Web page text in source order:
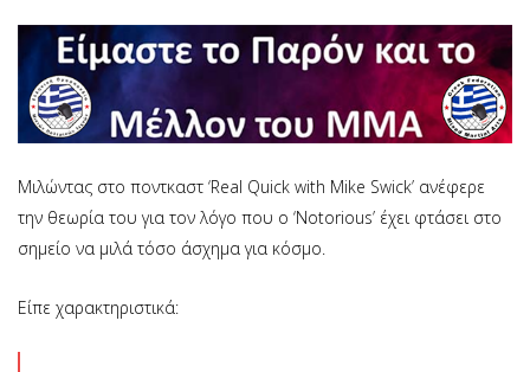
Μιλώντας στο ποντκαστ ‘Real Quick with Mike Swick’ ανέφερε
την θεωρία του για τον λόγο που ο ‘Notorious’ έχει φτάσει στο
σημείο να μιλά τόσο άσχημα για κόσμο.
Είπε χαρακτηριστικά: